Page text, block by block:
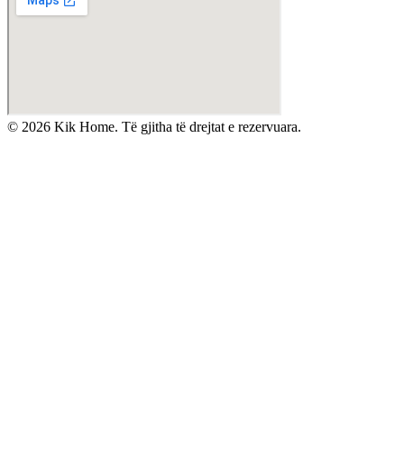
© 2026 Kik Home. Të gjitha të drejtat e rezervuara.